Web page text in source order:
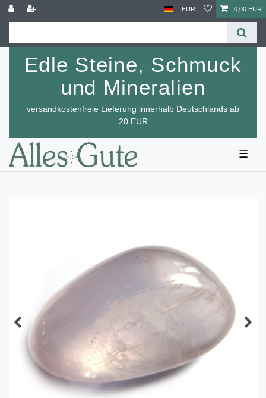
EUR 0,00 EUR
Edle Steine, Schmuck
und Mineralien
versandkostenfreie Lieferung innerhalb Deutschlands ab
20 EUR
☰